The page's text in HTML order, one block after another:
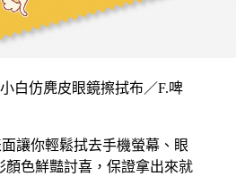
白仿麂皮眼鏡擦拭布／F.啤
讓你輕鬆拭去手機螢幕、眼
顏色鮮豔討喜，保證拿出來就